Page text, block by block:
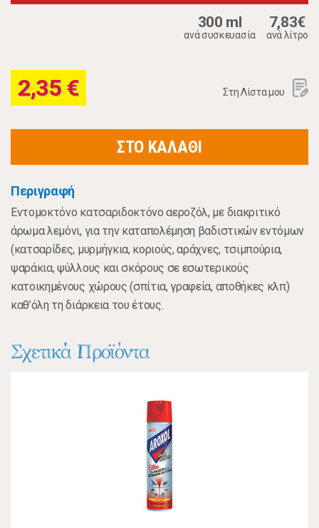
300 ml
ανά συσκευασία
7,83€
ανά λίτρο
2,35 € Στη Λίστα μου
ΣΤΟ ΚΑΛΑΘΙ
Περιγραφή
Εντομοκτόνο κατσαριδοκτόνο αεροζόλ, με διακριτικό
άρωμα λεμόνι, για την καταπολέμηση βαδιστικών εντόμων
(κατσαρίδες, μυρμήγκια, κοριούς, αράχνες, τσιμπούρια,
ψαράκια, ψύλλους και σκόρους σε εσωτερικούς
κατοικημένους χώρους (σπίτια, γραφεία, αποθήκες κλπ)
καθ’όλη τη διάρκεια του έτους.
Σχετικά Προϊόντα